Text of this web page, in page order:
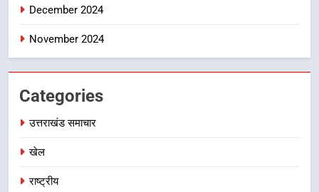
December 2024
November 2024
Categories
उत्तराखंड समाचार
खेल
राष्ट्रीय